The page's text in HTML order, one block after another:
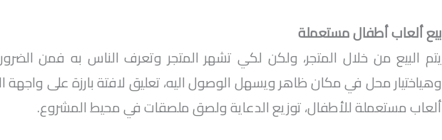
بيع ألعاب أطفال مستعملة
يتم البيع من خلال المتجر، ولكن لكي تشهر المتجر وتعرف الناس به فمن
وهياختيار محل في مكان ظاهر ويسهل الوصول اليه، تعليق لافتة بارزة على واجهة
ألعاب مستعملة للأطفال، توزيع الدعاية ولصق ملصقات في محيط المشروع.